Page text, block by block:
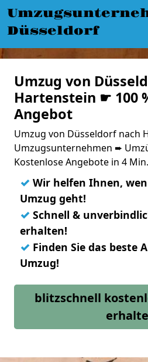
Düsseldorf
Umzug von
Hartenstein ☛ 100
Angebot
Umzug von Düsseldorf nach
Umzugsunternehmen ➨
Kostenlose Angebote in 4 Min.
✓ Wir helfen Ihnen,
Umzug geht!
✓ Schnell &
erhalten!
✓ Finden Sie das beste
Umzug!
blitzschnell